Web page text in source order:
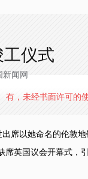
仪式
闻网
有，未经书面许可的
以她命名的伦敦地
席英国议会开幕式